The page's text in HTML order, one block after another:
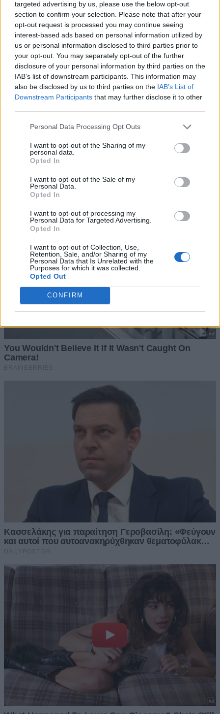
targeted advertising by us, please use the below opt-out
section to confirm your selection. Please note that after your
opt-out request is processed you may continue seeing
interest-based ads based on personal information utilized by
us or personal information disclosed to third parties prior to
your opt-out. You may separately opt-out of the further
disclosure of your personal information by third parties on the
IAB’s list of downstream participants. This information may
also be disclosed by us to third parties on the IAB’s List of
Downstream Participants that may further disclose it to other
Personal Data Processing Opt Outs
I want to opt-out of the Sharing of my
personal data.
Opted In
I want to opt-out of the Sale of my
Personal Data.
Opted In
I want to opt-out of processing my
Personal Data for Targeted Advertising.
Opted In
I want to opt-out of Collection, Use,
Retention, Sale, and/or Sharing of my
Personal Data that Is Unrelated with the
Purposes for which it was collected.
Opted Out
CONFIRM